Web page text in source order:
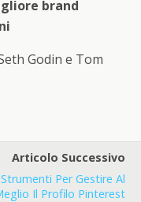
brand
Godin e Tom
Articolo Successivo
Per Gestire Al
Il Profilo Pinterest